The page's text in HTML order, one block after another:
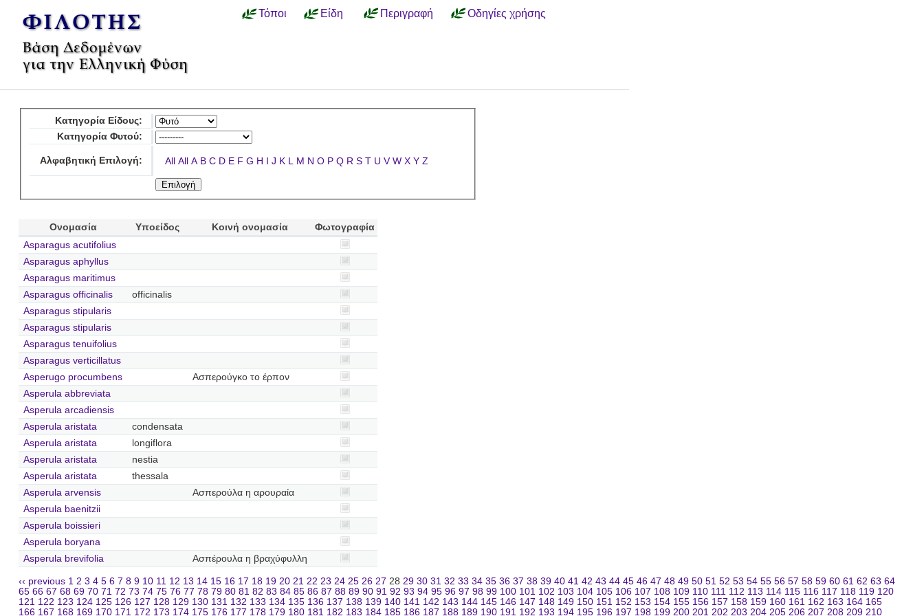
Τόποι Είδη Περιγραφή Οδηγίες χρήσης
Κατηγορία Είδους:
Κατηγορία Φυτού:
Αλφαβητική Επιλογή: All All A B C D E F G H I J K L M N O P Q R S T U V W X Y Z
Ονομασία Υποείδος Κοινή ονομασία
Φωτογραφία
Asparagus acutifolius
Asparagus aphyllus
Asparagus maritimus
Asparagus officinalis
officinalis
Asparagus stipularis
Asparagus stipularis
Asparagus tenuifolius
Asparagus verticillatus
Asperugo procumbens
Ασπερούγκο το έρπον
Asperula abbreviata
Asperula arcadiensis
Asperula aristata
condensata
Asperula aristata
longiflora
Asperula aristata
nestia
Asperula aristata
thessala
Asperula arvensis
Ασπερούλα η αρουραία
Asperula baenitzii
Asperula boissieri
Asperula boryana
Asperula brevifolia
Ασπέρουλα η βραχύφυλλη
‹‹ previous 1 2 3 4 5 6 7 8 9 10 11 12 13 14 15 16 17 18 19 20 21 22 23 24 25 26 27 28 29 30 31 32 33 34 35 36 37 38 39 40 41 42 43 44 45 46 47 48 49 50 51 52 53 54 55 56 57 58 59 60 61 62 63 64
65 66 67 68 69 70 71 72 73 74 75 76 77 78 79 80 81 82 83 84 85 86 87 88 89 90 91 92 93 94 95 96 97 98 99 100 101 102 103 104 105 106 107 108 109 110 111 112 113 114 115 116 117 118 119 120
121 122 123 124 125 126 127 128 129 130 131 132 133 134 135 136 137 138 139 140 141 142 143 144 145 146 147 148 149 150 151 152 153 154 155 156 157 158 159 160 161 162 163 164 165
166 167 168 169 170 171 172 173 174 175 176 177 178 179 180 181 182 183 184 185 186 187 188 189 190 191 192 193 194 195 196 197 198 199 200 201 202 203 204 205 206 207 208 209 210